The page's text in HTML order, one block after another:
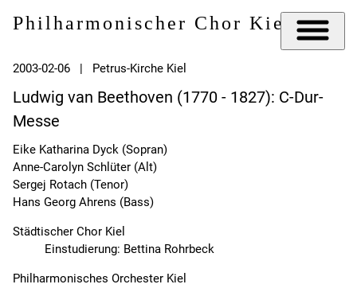
Philharmonischer Chor Kiel e.V.
2003-02-06 | Petrus-Kirche Kiel
Ludwig van Beethoven (1770 - 1827): C-Dur-
Messe
Eike Katharina Dyck (Sopran)
Anne-Carolyn Schlüter (Alt)
Sergej Rotach (Tenor)
Hans Georg Ahrens (Bass)
Städtischer Chor Kiel
Einstudierung: Bettina Rohrbeck
Philharmonisches Orchester Kiel